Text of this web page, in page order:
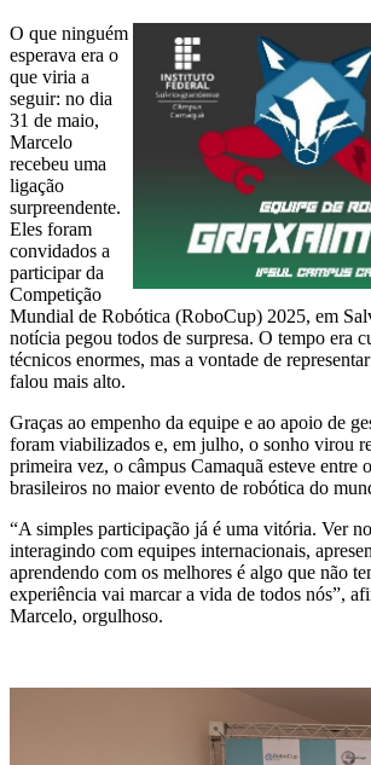
O que ninguém
esperava era o
que viria a
seguir: no dia
31 de maio,
Marcelo
recebeu uma
ligação
surpreendente.
Eles foram
convidados a
participar da
Competição
Mundial de Robótica (RoboCup) 2025, em
notícia pegou todos de surpresa. O tempo era
técnicos enormes, mas a vontade de
falou mais alto.
Graças ao empenho da equipe e ao apoio de
foram viabilizados e, em julho, o sonho virou
primeira vez, o câmpus Camaquã esteve entre
brasileiros no maior evento de robótica do
“A simples participação já é uma vitória. Ver
interagindo com equipes internacionais,
aprendendo com os melhores é algo que não
experiência vai marcar a vida de todos nós”,
Marcelo, orgulhoso.